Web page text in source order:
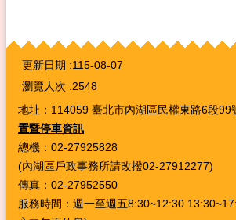
:::
更新日期
115-08-07
瀏覽人次
2548
地址：114059 臺北市內湖區民權東路6段99
置暨停車資訊
總機：02-27925828
(內湖區戶政事務所請改撥02-27912277)
傳真：02-27952550
服務時間：週一至週五8:30~12:30